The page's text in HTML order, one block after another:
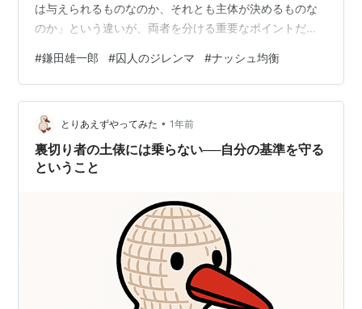
は与えられるものなのか、それとも主体が決めるものな
のか」という違いが、両者を分ける重要なポイントだと
的な経済学では、需要と供給の交点によって価格が自然
に決まると説明されます。消費者や企業はその価格を前
提に行動する存在とみなされ、個々の行動が価格そのも
のを動かすことは想定されていません。一方でゲーム理
論は、企業や人々が「価格をどう設定するか」という能
動的な選択を行うと考えます。その結果、価…
#鎌田雄一郎 #囚人のジレンマ #ナッシュ均衡
とりあえずやってみた • 1年前
裏切り者の土俵には乗らない──自分の基準を守る
ということ